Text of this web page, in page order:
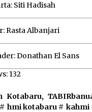
Siti Hadisah
Rasta Albanjari
Donathan El Sans
132
Kotabaru,
hmi kotabaru # kahmi